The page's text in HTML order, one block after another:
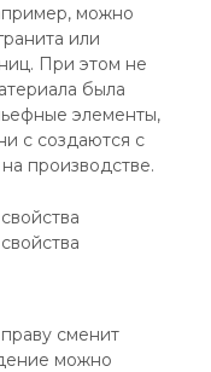
можно
или
При этом не
была
элементы,
с создаются с
производстве.
сменит
можно